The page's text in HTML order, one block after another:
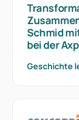
Schmid
bei der
Geschichte